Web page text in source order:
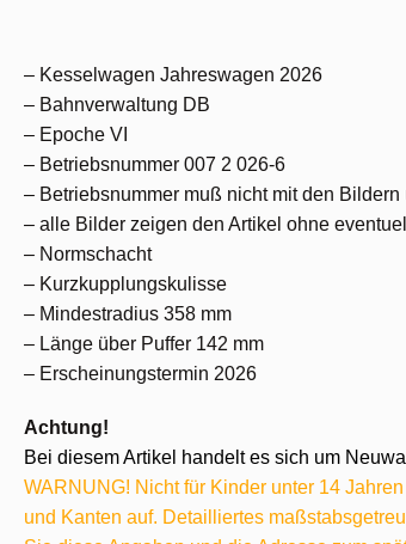
– Kesselwagen Jahreswagen 2026
– Bahnverwaltung DB
– Epoche VI
– Betriebsnummer 007 2 026-6
– Betriebsnummer muß nicht mit den Bildern
– alle Bilder zeigen den Artikel ohne
– Normschacht
– Kurzkupplungskulisse
– Mindestradius 358 mm
– Länge über Puffer 142 mm
– Erscheinungstermin 2026
Achtung!
Bei diesem Artikel handelt es sich um
WARNUNG! Nicht für Kinder unter 14
und Kanten auf. Detailliertes